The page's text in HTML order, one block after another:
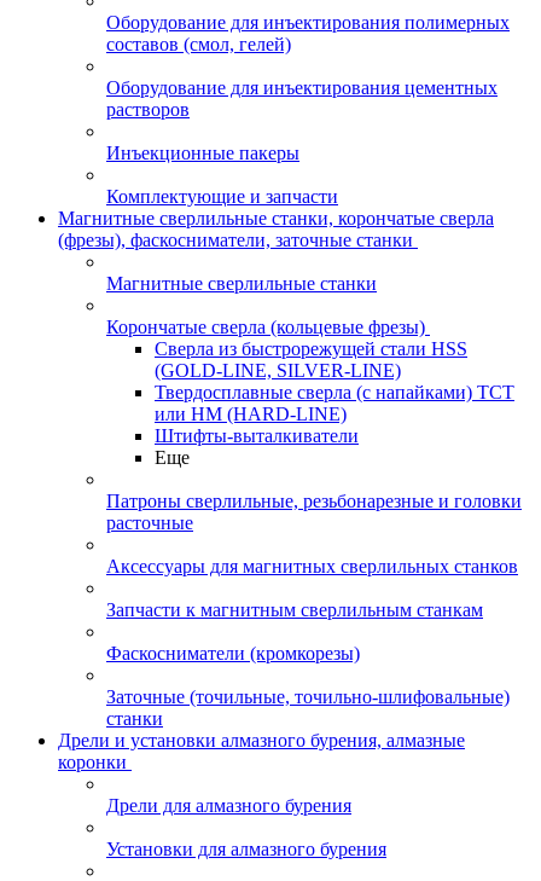
Оборудование для инъектирования полимерных
составов (смол, гелей)
Оборудование для инъектирования цементных
растворов
Инъекционные пакеры
Комплектующие и запчасти
Магнитные сверлильные станки, корончатые сверла
(фрезы), фаскосниматели, заточные станки
Магнитные сверлильные станки
Корончатые сверла (кольцевые фрезы)
Сверла из быстрорежущей стали HSS
(GOLD-LINE, SILVER-LINE)
Твердосплавные сверла (с напайками) ТСТ
или HM (HARD-LINE)
Штифты-выталкиватели
Еще
Патроны сверлильные, резьбонарезные и головки
расточные
Аксессуары для магнитных сверлильных станков
Запчасти к магнитным сверлильным станкам
Фаскосниматели (кромкорезы)
Заточные (точильные, точильно-шлифовальные)
станки
Дрели и установки алмазного бурения, алмазные
коронки
Дрели для алмазного бурения
Установки для алмазного бурения